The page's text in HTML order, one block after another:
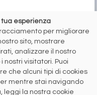
Group s.r.l.
tua esperienza
per migliorare
sito, mostrare
analizzare il nostro
nostri visitatori. Puoi
che alcuni tipi di cookies
mentre stai navigando
leggi la nostra cookie